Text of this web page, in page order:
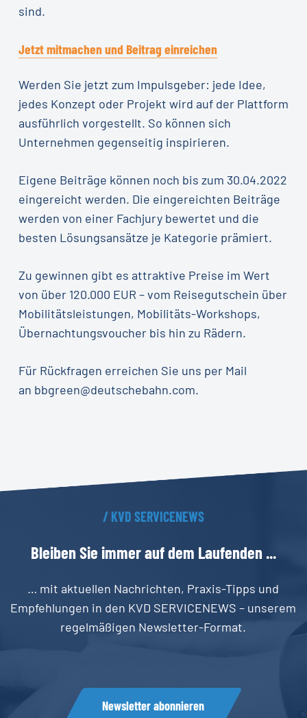
sind.
Jetzt mitmachen und Beitrag einreichen
Werden Sie jetzt zum Impulsgeber: jede Idee,
jedes Konzept oder Projekt wird auf der Plattform
ausführlich vorgestellt. So können sich
Unternehmen gegenseitig inspirieren.
Eigene Beiträge können noch bis zum 30.04.2022
eingereicht werden. Die eingereichten Beiträge
werden von einer Fachjury bewertet und die
besten Lösungsansätze je Kategorie prämiert.
Zu gewinnen gibt es attraktive Preise im Wert
von über 120.000 EUR – vom Reisegutschein über
Mobilitätsleistungen, Mobilitäts-Workshops,
Übernachtungsvoucher bis hin zu Rädern.
Für Rückfragen erreichen Sie uns per Mail
an bbgreen@deutschebahn.com.
/ KVD SERVICENEWS
BleibenSie immeraufdem Laufenden ...
… mit aktuellen Nachrichten, Praxis-Tipps und
Empfehlungen in den KVD SERVICENEWS – unserem
regelmäßigen Newsletter-Format.
Newsletter abonnieren